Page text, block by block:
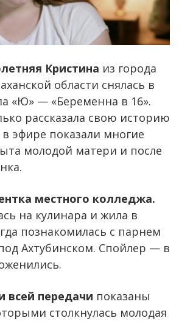
Кристина из города
области снялась в
«Ю» — «Беременна в 16».
рассказала свою историю
эфире показали многие
молодой матери и после
местного колледжа.
на кулинара и жила в
познакомилась с парнем
Ахтубинском. Спойлер — в
всей передачи показаны
столкнулась молодая